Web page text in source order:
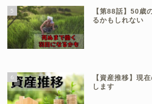
5
【第88話】50歳
るかもしれない
6
【資産推移】現
します